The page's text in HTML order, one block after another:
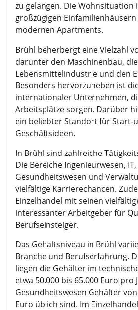
zu gelangen. Die Wohnsituation
großzügigen Einfamilienhäusern
modernen Apartments.
Brühl beherbergt eine Vielzahl
darunter den Maschinenbau, die
Lebensmittelindustrie und den
Besonders hervorzuheben ist
internationaler Unternehmen,
Arbeitsplätze sorgen. Darüber
ein beliebter Standort für Start-
Geschäftsideen.
In Brühl sind zahlreiche
Die Bereiche Ingenieurwesen, IT,
Gesundheitswesen und
vielfältige Karrierechancen.
Einzelhandel mit seinen
interessanter Arbeitgeber für
Berufseinsteiger.
Das Gehaltsniveau in Brühl
Branche und Berufserfahrung.
liegen die Gehälter im
etwa 50.000 bis 65.000 Euro pro
Gesundheitswesen Gehälter
Euro üblich sind. Im